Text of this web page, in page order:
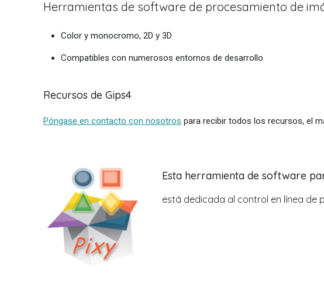
Herramientas de software de procesamiento de
Color y monocromo, 2D y 3D
Compatibles con numerosos entornos de desarrollo
Recursos de Gips4
Póngase en contacto con nosotros para recibir todos los recursos, el
Esta herramienta de software
está dedicada al control en línea de